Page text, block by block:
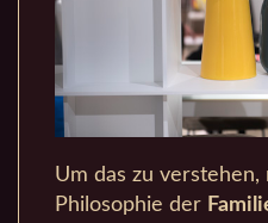
Um das zu verstehen,
Philosophie der